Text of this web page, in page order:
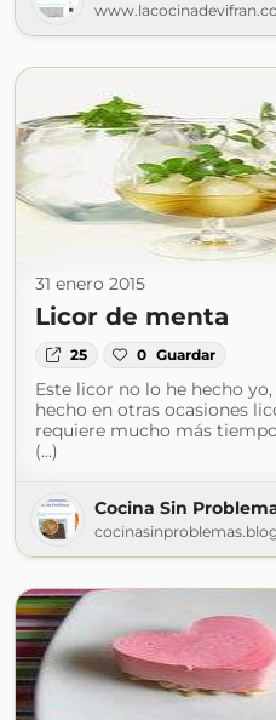
31 enero 2015
Licor de menta
25 0 Guardar
Este licor no lo he hecho
hecho en otras ocasiones
requiere mucho más
(...)
Cocina Sin